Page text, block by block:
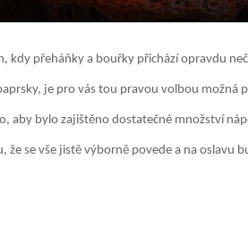
kdy přeháňky a bouřky přichází opravdu
je pro vás tou pravou volbou možná
aby bylo zajištěno dostatečné množství
se vše jistě výborně povede a na oslavu